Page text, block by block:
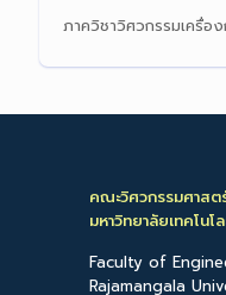
ภาควิชาวิศวกรรมเครื่อ
คณะวิศวกรรมศาสต
มหาวิทยาลัยเทคโน
Faculty of
Rajamangala